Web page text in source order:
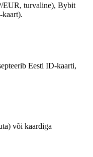
EUR, turvaline), Bybit
Eesti ID-kaarti,
või kaardiga